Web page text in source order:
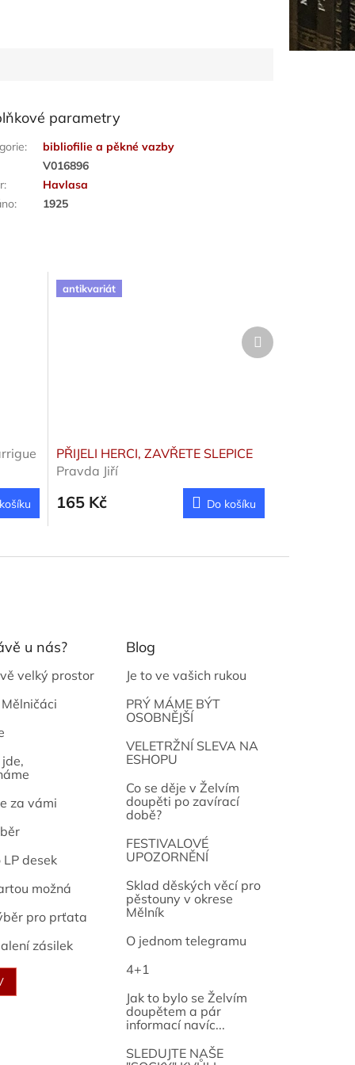
parametry
:
bibliofilie a pěkné vazby
V016896
:
Havlasa
: 1925
antikvariát
PŘIJELI HERCI, ZAVŘETE SLEPICE
Pravda Jiří
165 Kč Do košíku
Další
produkt
u nás?
velký prostor
za vámi
desek
možná
pro prťata
zásilek
Blog
Je to ve vašich rukou
PRÝ MÁME BÝT
OSOBNĚJŠÍ
VELETRŽNÍ SLEVA NA
ESHOPU
Co se děje v Želvím
doupěti po zavírací
době?
FESTIVALOVÉ
UPOZORNĚNÍ
Sklad děských věcí pro
pěstouny v okrese
Mělník
O jednom telegramu
4+1
Jak to bylo se Želvím
doupětem a pár
informací navíc...
SLEDUJTE NAŠE